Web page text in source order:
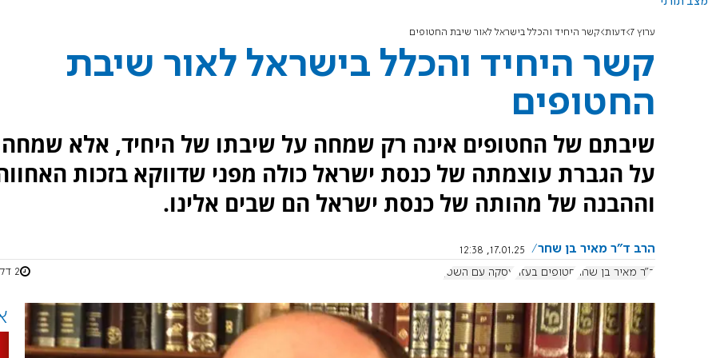
ערוץ 7 דעות קשר היחיד והכלל בישראל לאור שיבת החטופים
קשר היחיד והכלל בישראל לאור שיבת
החטופים
שיבתם של החטופים אינה רק שמחה על שיבתו של היחיד, אלא שמחה
על הגברת עוצמתה של כנסת ישראל כולה מפני שדווקא בזכות
וההבנה של מהותה של כנסת ישראל הם שבים אלינו.
הרב ד"ר מאיר בן שחר
17.01.25, 12:38
ד"ר מאיר בן שחר חטופים בעזה עסקה עם השטן 2 דקות